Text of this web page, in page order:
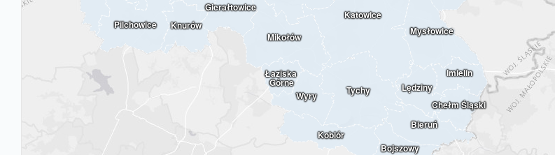
Knurów
Gierałtowice
Pilchowice
Łaziska
Górne
Mikołów
Wyry
Kobiór
Bieruń
Imielin
Lędziny
Bojszowy
Chełm Śląski
Katowice
Mysłowice
Tychy